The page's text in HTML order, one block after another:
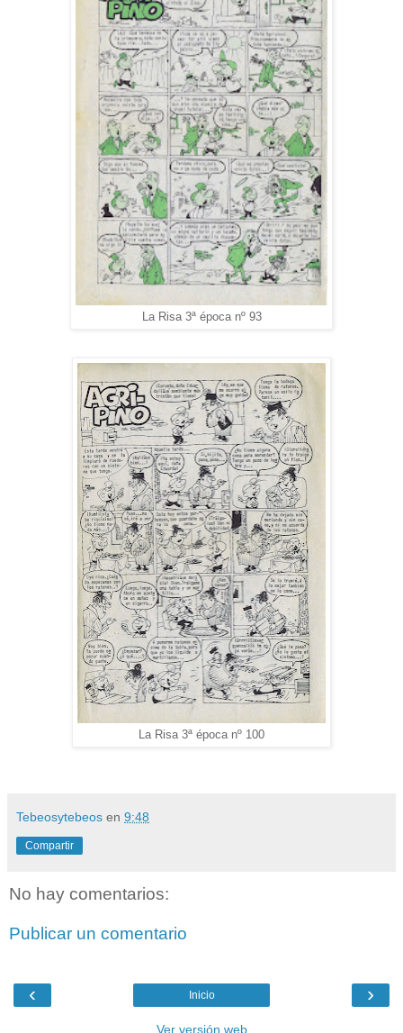
La Risa 3ª época nº 93
La Risa 3ª época nº 100
Tebeosytebeos en 9:48
Compartir
No hay comentarios:
Publicar un comentario
‹ ›
Inicio
Ver versión web